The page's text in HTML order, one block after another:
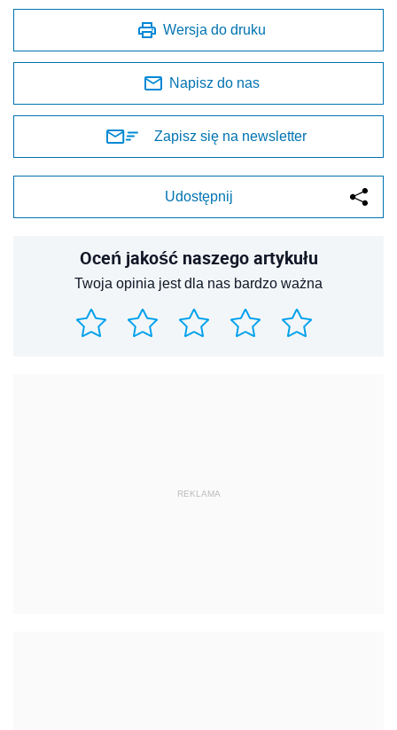
Wersja do druku
Napisz do nas
Zapisz się na newsletter
Udostępnij
Oceń jakość naszego artykułu
Twoja opinia jest dla nas bardzo ważna
REKLAMA